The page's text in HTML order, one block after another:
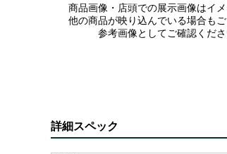
商品画像・店頭での展示画像はイメ
他の商品が映り込んでいる場合もご
参考画像としてご確認くださ
詳細スペック